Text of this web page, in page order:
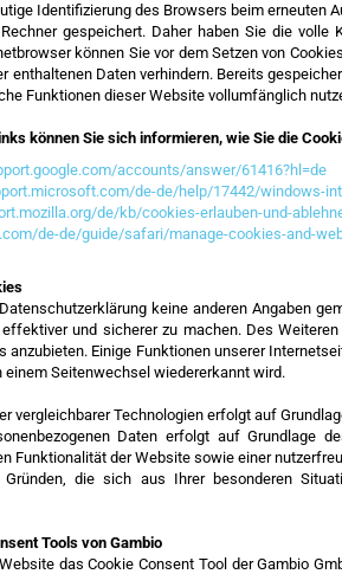
Identifizierung des Browsers beim erneuten
gespeichert. Daher haben Sie die
können Sie vor dem Setzen von
enthaltenen Daten verhindern. Bereits
Funktionen dieser Website vollumfänglich
können Sie sich informieren, wie Sie die
accounts/answer/61416?hl=de
de-de/help/17442/windows-
de/kb/cookies-erlauben-und-
de-de/guide/safari/manage-cookies-and-
keine anderen Angaben
und sicherer zu machen. Des
anzubieten. Einige Funktionen unserer
einem Seitenwechsel wiedererkannt wird.
vergleichbarer Technologien erfolgt auf
Daten erfolgt auf
Funktionalität der Website sowie einer
die sich aus Ihrer besonderen
Tools von Gambio
das Cookie Consent Tool der Gambio